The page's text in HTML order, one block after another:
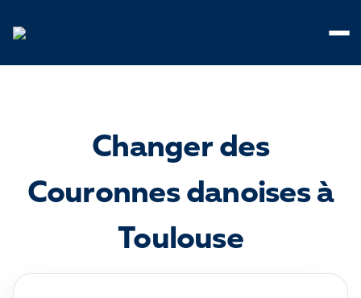
Changer des
Couronnes danoises à
Toulouse